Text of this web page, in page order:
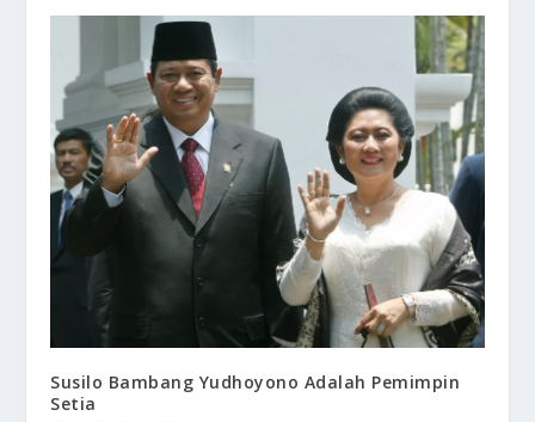
Susilo Bambang Yudhoyono Adalah Pemimpin
Setia